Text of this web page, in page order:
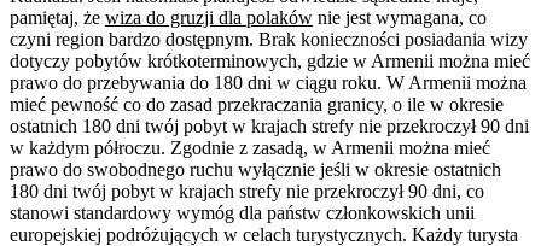
pamiętaj, że wiza do gruzji dla polaków nie jest wymagana, co
czyni region bardzo dostępnym. Brak konieczności posiadania wizy
dotyczy pobytów krótkoterminowych, gdzie w Armenii można mieć
prawo do przebywania do 180 dni w ciągu roku. W Armenii można
mieć pewność co do zasad przekraczania granicy, o ile w okresie
ostatnich 180 dni twój pobyt w krajach strefy nie przekroczył 90 dni
w każdym półroczu. Zgodnie z zasadą, w Armenii można mieć
prawo do swobodnego ruchu wyłącznie jeśli w okresie ostatnich
180 dni twój pobyt w krajach strefy nie przekroczył 90 dni, co
stanowi standardowy wymóg dla państw członkowskich unii
europejskiej podróżujących w celach turystycznych. Każdy turysta